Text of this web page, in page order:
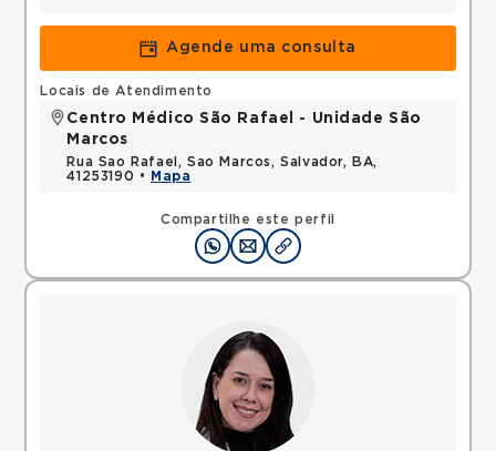
Agende uma consulta
Compartilhe este perfil
Locais de Atendimento
Centro Médico São Rafael - Unidade São
Marcos
Rua Sao Rafael, Sao Marcos, Salvador, BA,
41253190 •
Mapa